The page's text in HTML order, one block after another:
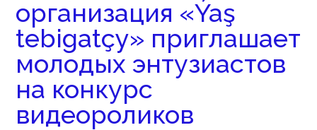
организация «Ýaş
tebigatçy» приглашает
молодых энтузиастов
на конкурс
видеороликов